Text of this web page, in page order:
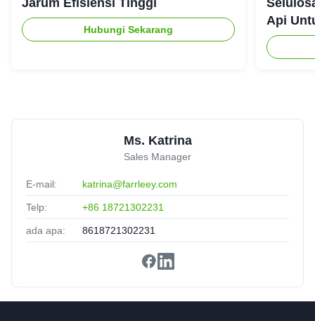
Hubungi Sekarang
Api
Ms. Katrina
Sales Manager
E-mail: katrina@farrleey.com
Telp: +86 18721302231
ada apa: 8618721302231